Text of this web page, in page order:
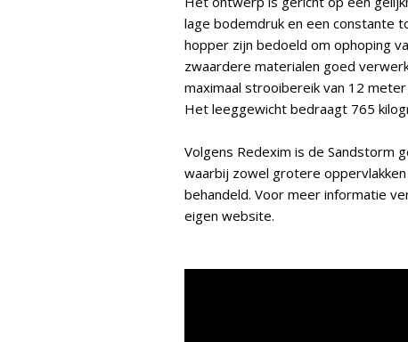
lage bodemdruk en een constante
hopper zijn bedoeld om ophoping
zwaardere materialen goed
maximaal strooibereik van 12
Het leeggewicht bedraagt 765
Volgens Redexim is de Sandstorm
waarbij zowel grotere
behandeld. Voor meer informatie
eigen website.